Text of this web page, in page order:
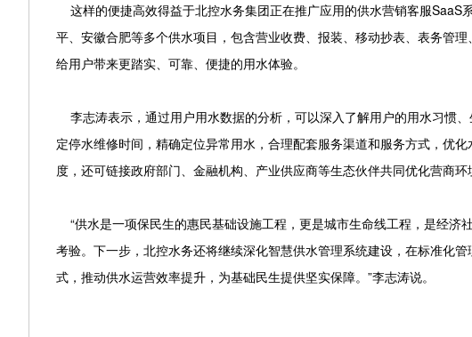
这样的便捷高效得益于北控水务集团正在推广应用的供水营销客服SaaS
平、安徽合肥等多个供水项目，包含营业收费、报装、移动抄表、表务管
给用户带来更踏实、可靠、便捷的用水体验。
李志涛表示，通过用户用水数据的分析，可以深入了解用户的用水习惯
定停水维修时间，精确定位异常用水，合理配套服务渠道和服务方式，优
度，还可链接政府部门、金融机构、产业供应商等生态伙伴共同优化营商环
“供水是一项保民生的惠民基础设施工程，更是城市生命线工程，是经济
考验。下一步，北控水务还将继续深化智慧供水管理系统建设，在标准化
式，推动供水运营效率提升，为基础民生提供坚实保障。”李志涛说。